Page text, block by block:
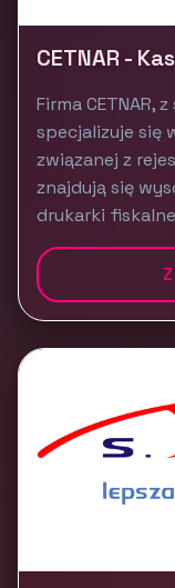
CETNAR -
Firma CETNAR,
specjalizuje się
związanej z
znajdują się
drukarki